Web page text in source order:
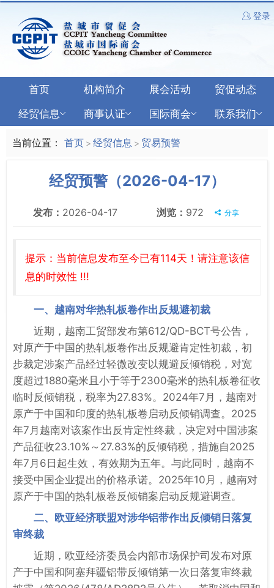
登录
首页 机构简介 展会活动
贸促动态
经贸信息
商事认证 国际商会 联系我们
当前位置： 首页 > 经贸信息 > 贸易预警
经贸预警（2026-04-17）
发布： 2026-04-17 浏览： 972 分享
提示：当前信息发布至今已有114天！请注意该信
息的时效性 !!!
一、越南对华热轧板卷作出反规避初裁
近期，越南工贸部发布第612/QD-BCT号公告，
对原产于中国的热轧板卷作出反规避肯定性初裁，初
步裁定涉案产品经过轻微改变以规避反倾销税，对宽
度超过1880毫米且小于等于2300毫米的热轧板卷征收
临时反倾销税，税率为27.83%。2024年7月，越南对
原产于中国和印度的热轧板卷启动反倾销调查。2025
年7月越南对该案作出反肯定性终裁，决定对中国涉案
产品征收23.10%～27.83%的反倾销税，措施自2025
年7月6日起生效，有效期为五年。与此同时，越南不
接受中国企业提出的价格承诺。2025年10月，越南对
原产于中国的热轧板卷反倾销案启动反规避调查。
二、欧亚经济联盟对涉华铝带作出反倾销日落复
审终裁
近期，欧亚经济委员会内部市场保护司发布对原
产于中国和阿塞拜疆铝带反倾销第一次日落复审终裁